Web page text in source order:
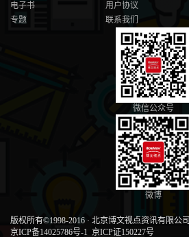
电子书
专题
用户协议
联系我们
微信公众号
微博
版权所有©1998-2016 · 北京博文视点资讯有限公司
京ICP备14025786号-1 京ICP证150227号